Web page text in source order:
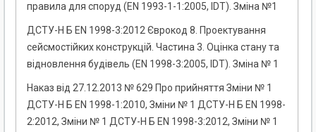
правила для споруд (EN 1993-1-1:2005, IDT). Зміна №1
ДСТУ-Н Б EN 1998-3:2012 Єврокод 8. Проектування
сейсмостійких конструкцій. Частина 3. Оцінка стану та
відновлення будівель (EN 1998-3:2005, IDT). Зміна № 1
Наказ від 27.12.2013 № 629 Про прийняття Зміни № 1
ДСТУ-Н Б EN 1998-1:2010, Зміни № 1 ДСТУ-Н Б EN 1998-
2:2012, Зміни № 1 ДСТУ-Н Б EN 1998-3:2012, Зміни № 1